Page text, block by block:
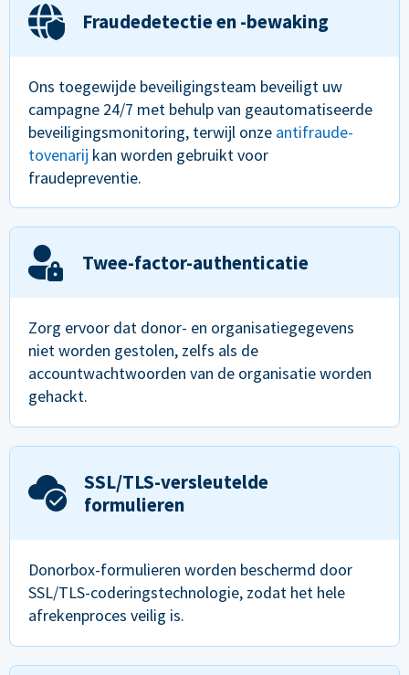
Fraudedetectie en -bewaking
Ons toegewijde beveiligingsteam beveiligt uw
campagne 24/7 met behulp van geautomatiseerde
beveiligingsmonitoring, terwijl onze antifraude-
tovenarij kan worden gebruikt voor
fraudepreventie.
Twee-factor-authenticatie
Zorg ervoor dat donor- en organisatiegegevens
niet worden gestolen, zelfs als de
accountwachtwoorden van de organisatie worden
gehackt.
SSL/TLS-versleutelde
formulieren
Donorbox-formulieren worden beschermd door
SSL/TLS-coderingstechnologie, zodat het hele
afrekenproces veilig is.